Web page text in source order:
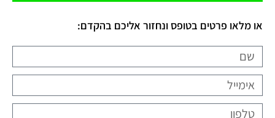
או מלאו פרטים בטופס ונחזור אליכם בהקדם: